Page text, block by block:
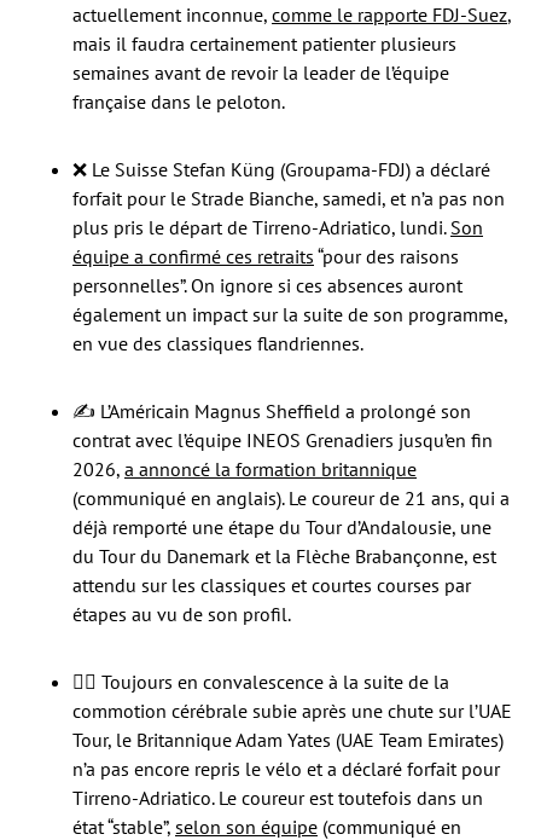
actuellement inconnue, comme le rapporte FDJ-Suez,
mais il faudra certainement patienter plusieurs
semaines avant de revoir la leader de l’équipe
française dans le peloton.
❌ Le Suisse Stefan Küng (Groupama-FDJ) a déclaré
forfait pour le Strade Bianche, samedi, et n’a pas non
plus pris le départ de Tirreno-Adriatico, lundi. Son
équipe a confirmé ces retraits “pour des raisons
personnelles”. On ignore si ces absences auront
également un impact sur la suite de son programme,
en vue des classiques flandriennes.
✍ L’Américain Magnus Sheffield a prolongé son
contrat avec l’équipe INEOS Grenadiers jusqu’en fin
2026, a annoncé la formation britannique
(communiqué en anglais). Le coureur de 21 ans, qui a
déjà remporté une étape du Tour d’Andalousie, une
du Tour du Danemark et la Flèche Brabançonne, est
attendu sur les classiques et courtes courses par
étapes au vu de son profil.
😵‍💫 Toujours en convalescence à la suite de la
commotion cérébrale subie après une chute sur l’UAE
Tour, le Britannique Adam Yates (UAE Team Emirates)
n’a pas encore repris le vélo et a déclaré forfait pour
Tirreno-Adriatico. Le coureur est toutefois dans un
état “stable”, selon son équipe (communiqué en